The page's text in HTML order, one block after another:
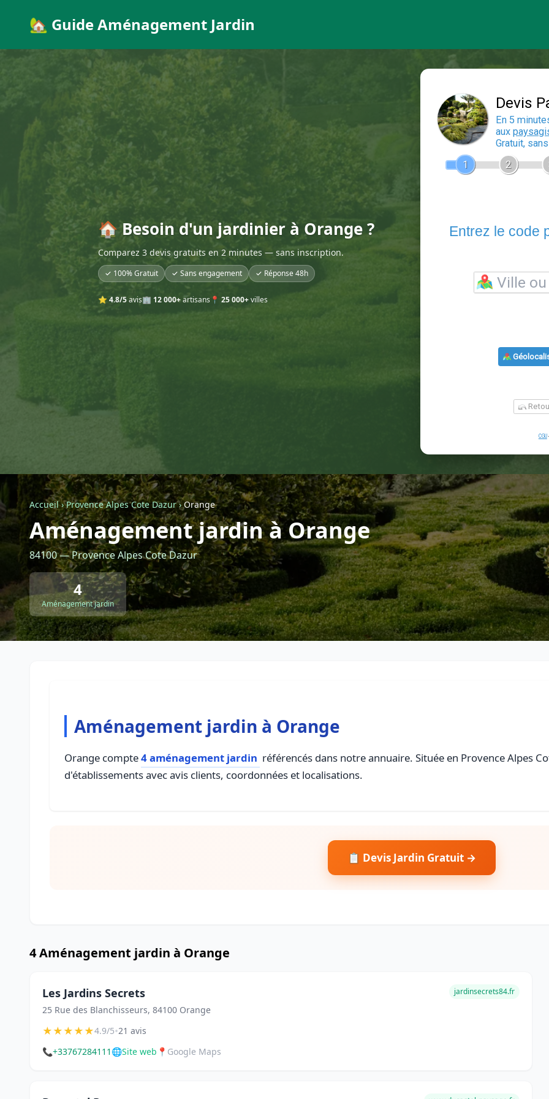
🏡 Guide Aménagement Jardin
🏠 Besoin d'un jardinier à Orange ?
Comparez 3 devis gratuits en 2 minutes — sans inscription.
✓ 100% Gratuit ✓ Sans engagement ✓ Réponse 48h
⭐ 4.8/5avis🏢 12 000+artisans 📍 25 000+villes
Accueil›Provence Alpes Cote Dazur›Orange
Aménagement jardin à Orange
84100 — Provence Alpes Cote Dazur
4
Aménagement jardin
Aménagement jardin à Orange
Orange compte4 aménagement jardin référencés dans notre annuaire. Située en Provence Alpes
d'établissements avec avis clients, coordonnées et localisations.
📋 Devis Jardin Gratuit →
4 Aménagement jardin à Orange
Les Jardins Secrets
25 Rue des Blanchisseurs, 84100 Orange
jardinsecrets84.fr
★★★★★4.9/5•21 avis
📞+33767284111 🌐Site web 📍 Google Maps